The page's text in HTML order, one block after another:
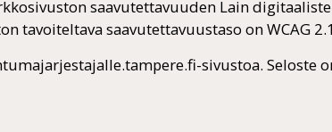
saavutettavuuden Lain
tavoiteltava saavutettavuustaso on WCAG
sivustoa. Seloste